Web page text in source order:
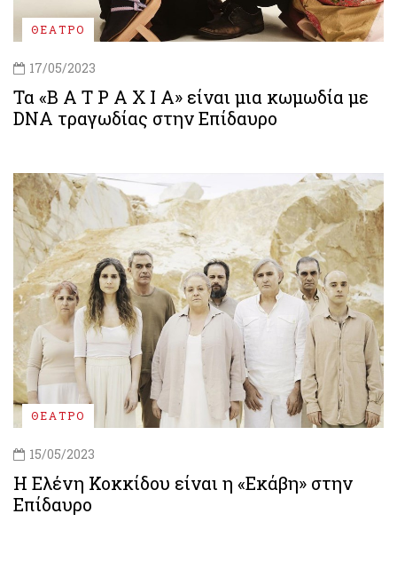
ΘΕΑΤΡΟ
17/05/2023
Τα «Β Α Τ Ρ Α Χ Ι Α» είναι μια κωμωδία με
DNA τραγωδίας στην Επίδαυρο
ΘΕΑΤΡΟ
15/05/2023
Η Ελένη Κοκκίδου είναι η «Εκάβη» στην
Επίδαυρο